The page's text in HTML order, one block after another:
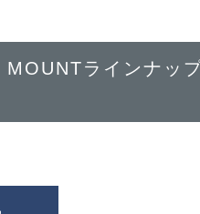
ラインナッ